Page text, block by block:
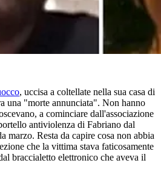
, uccisa a coltellate nella sua casa di
una "morte annunciata". Non hanno
a cominciare dall'associazione
antiviolenza di Fabriano dal
marzo. Resta da capire cosa non abbia
che la vittima stava faticosamente
braccialetto elettronico che aveva il